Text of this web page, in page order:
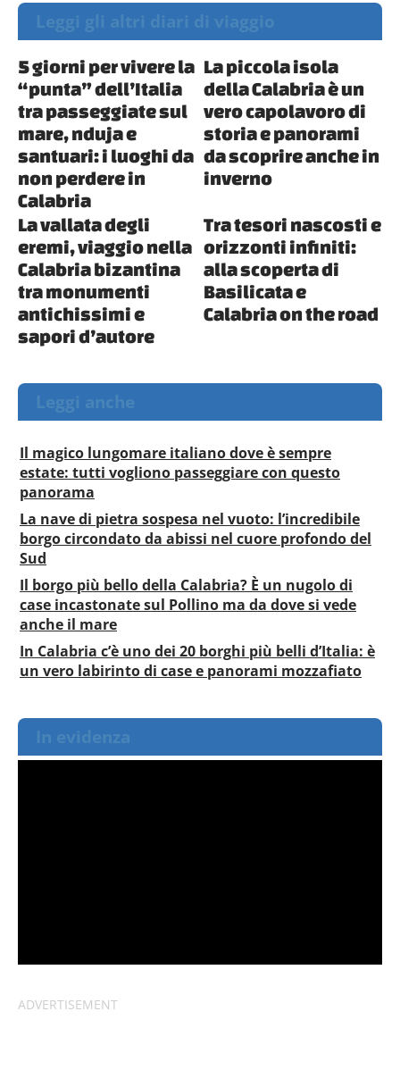
Leggi gli altri diari di viaggio
5 giorni per vivere la
“punta” dell’Italia
tra passeggiate sul
mare, nduja e
santuari: i luoghi da
non perdere in
Calabria
La piccola isola
della Calabria è un
vero capolavoro di
storia e panorami
da scoprire anche in
inverno
La vallata degli
eremi, viaggio nella
Calabria bizantina
tra monumenti
antichissimi e
sapori d’autore
Tra tesori nascosti e
orizzonti infiniti:
alla scoperta di
Basilicata e
Calabria on the road
Leggi anche
Il magico lungomare italiano dove è sempre
estate: tutti vogliono passeggiare con questo
panorama
La nave di pietra sospesa nel vuoto: l’incredibile
borgo circondato da abissi nel cuore profondo del
Sud
Il borgo più bello della Calabria? È un nugolo di
case incastonate sul Pollino ma da dove si vede
anche il mare
In Calabria c’è uno dei 20 borghi più belli d’Italia: è
un vero labirinto di case e panorami mozzafiato
In evidenza